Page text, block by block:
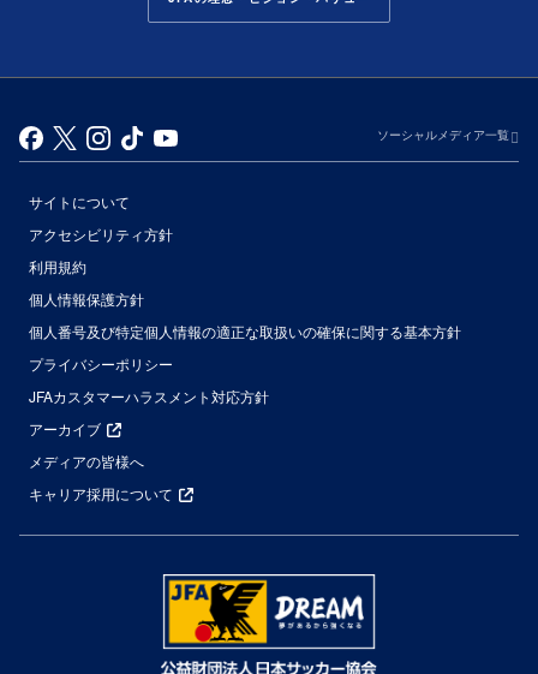
ソーシャルメディア一覧
サイトについて
アクセシビリティ方針
利用規約
個人情報保護方針
個人番号及び特定個人情報の適正な取扱いの確保に関する基本方針
プライバシーポリシー
JFAカスタマーハラスメント対応方針
アーカイブ
メディアの皆様へ
キャリア採用について